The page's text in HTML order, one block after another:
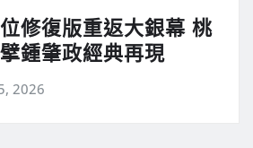
修復版重返大銀幕 桃
鍾肇政經典再現
2026